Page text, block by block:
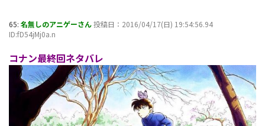
65: 名無しのアニゲーさん投稿日：2016/04/17(日) 19:54:56.94
ID:fD54jMj0a.n
コナン最終回ネタバレ